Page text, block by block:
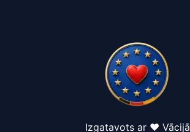
Izgatavots ar ❤️ Vācijā